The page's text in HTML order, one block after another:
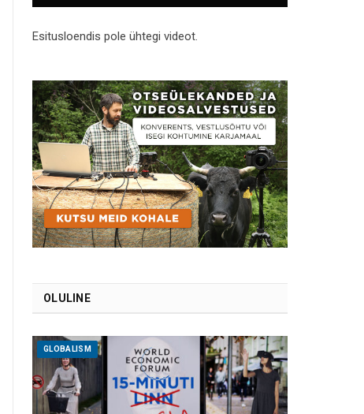
Esitusloendis pole ühtegi videot.
OLULINE
GLOBALISM